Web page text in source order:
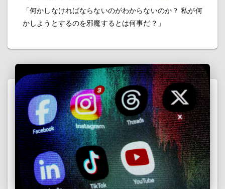
「何かしなければならないのがわからないのか？ 私が何
かしようとするのを邪魔するとは何事だ？」